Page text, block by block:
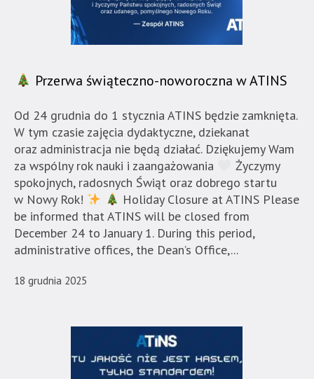
Przerwa świąteczno-noworoczna w ATINS
Od 24 grudnia do 1 stycznia ATINS będzie zamknięta.
W tym czasie zajęcia dydaktyczne, dziekanat
oraz administracja nie będą działać. Dziękujemy Wam
za wspólny rok nauki i zaangażowania
Życzymy
spokojnych, radosnych Świąt oraz dobrego startu
w Nowy Rok!
Holiday Closure at ATINS Please
be informed that ATINS will be closed from
December 24 to January 1. During this period,
administrative offices, the Dean’s Office,...
18 grudnia 2025